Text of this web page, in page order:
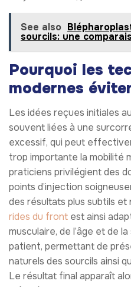
See also
sourcils: une
Pourquoi les
modernes
Les idées reçues initiales
souvent liées à une
excessif, qui peut
trop importante la mobilité
praticiens privilégient des
points d’injection
des résultats plus subtils et
rides du front est ainsi
musculaire, de l’âge et de
patient, permettant de
naturels des sourcils ainsi
Le résultat final apparaît